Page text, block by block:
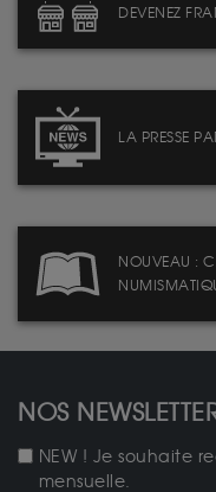
DEVENEZ
LA PRESSE
NOUVEAU :
NOS
NEW ! Je souhaite
mensuelle.